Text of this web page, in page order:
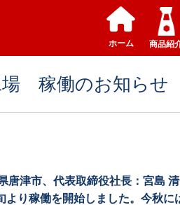
ホーム 商品紹
稼働のお知らせ
津市、代表取締役社長：宮島
より稼働を開始しました。今秋